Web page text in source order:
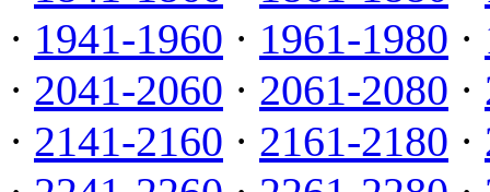
· 1941-1960 · 1961-1980 ·
· 2041-2060 · 2061-2080 ·
· 2141-2160 · 2161-2180 ·